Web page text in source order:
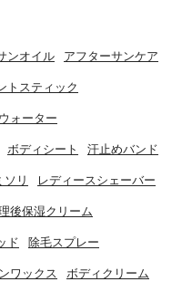
ンオイル アフターサンケア
トスティック
ォーター
ボディシート 汗止めバンド
ソリ レディースシェーバー
後保湿クリーム
ド 除毛スプレー
ワックス ボディクリーム